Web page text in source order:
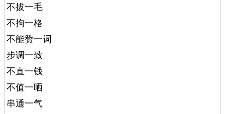
不拔一毛
不拘一格
不能赞一词
步调一致
不直一钱
不值一哂
串通一气